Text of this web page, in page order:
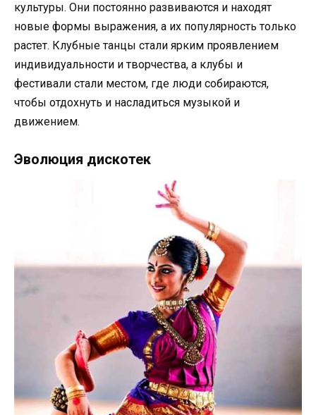
культуры. Они постоянно развиваются и находят
новые формы выражения, а их популярность только
растет. Клубные танцы стали ярким проявлением
индивидуальности и творчества, а клубы и
фестивали стали местом, где люди собираются,
чтобы отдохнуть и насладиться музыкой и
движением.
Эволюция дискотек